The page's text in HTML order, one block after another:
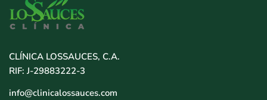
CLÍNICA LOSSAUCES, C.A.
RIF: J-29883222-3
info@clinicalossauces.com